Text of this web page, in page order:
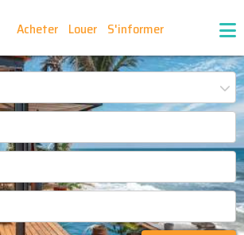
Acheter Louer S'informer
Nos outils Ma sélection d'annonces
Recrutement Partenaires